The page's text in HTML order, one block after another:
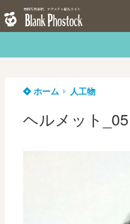
ホーム 人工物
ヘルメット_05